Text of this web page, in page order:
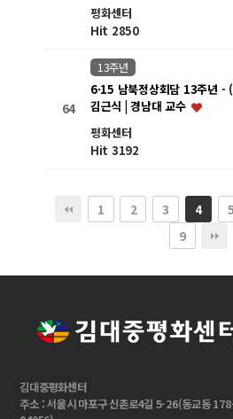
평화센터
Hit 2850
64
13주년
6·15 남북정상회담 13주년
김근식 | 경남대 교수
평화센터
Hit 3192
1 2 3 4 5
9
김대중평화센터
주소 : 서울시 마포구 신촌로4길 5-26(동교동